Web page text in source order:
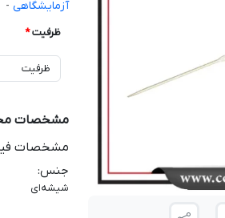
آزمایشگاهی -
ظرفیت*
مشخصات
مشخصات
جنس:
شیشه‌ای